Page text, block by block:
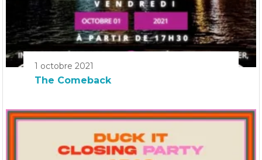
1 octobre 2021
The Comeback